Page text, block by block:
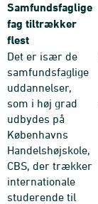
Samfundsfaglige
fag tiltrækker
flest
Det er især de
samfundsfaglige
uddannelser,
som i høj grad
udbydes på
Københavns
Handelshøjskole,
CBS, der trækker
internationale
studerende til